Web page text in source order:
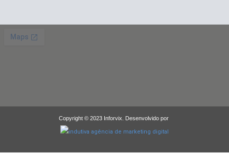
Copyright © 2023 Inforvix. Desenvolvido por